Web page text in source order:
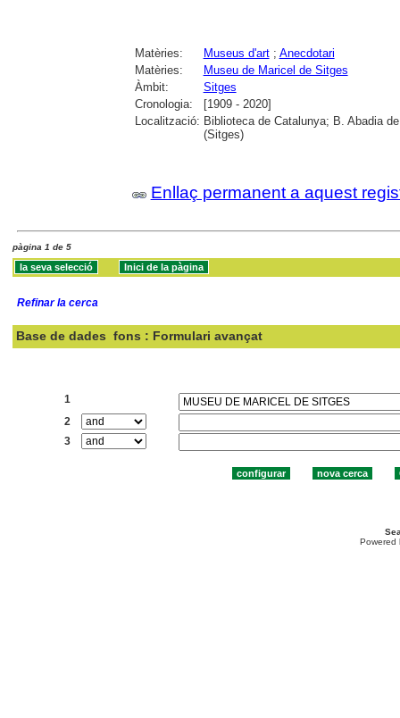
Matèries: Museus d'art; Anecdotari
Matèries:
Museu de Maricel de Sitges
Àmbit:
Sitges
Cronologia:
[1909 - 2020]
Localització: Biblioteca de Catalunya; B. Abadia
(Sitges)
Enllaç permanent a aquest
pàgina 1 de 5
Refinar la cerca
Base de dades fons : Formulari avançat
1
2
3